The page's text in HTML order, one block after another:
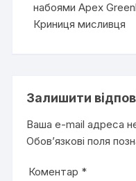
набоями Apex
Криниця мисливця
Залишити
Ваша e-mail адреса
Обов’язкові поля
Коментар *